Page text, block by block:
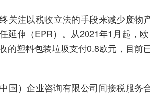
关注以税收立法的手段来减少废物
延伸（EPR）。从2021年1月起，
的塑料包装垃圾支付0.8欧元，目前
国）企业咨询有限公司间接税服务